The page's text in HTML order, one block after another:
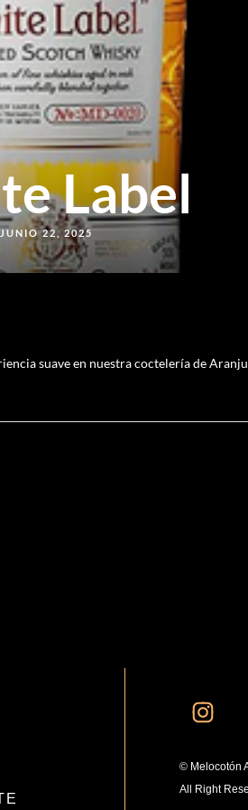
Label
JUNIO 22, 2025
suave en nuestra coctelería de
© Melocotón
All Right